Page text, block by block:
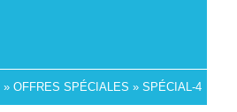
» OFFRES SPÉCIALES » SPÉCIAL-4